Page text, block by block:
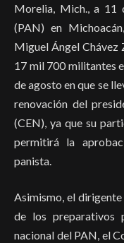
Morelia, Mich., a 11
(PAN) en
Miguel Ángel Chávez
17 mil 700 militantes
de agosto en que se
renovación del
(CEN), ya que su
permitirá la
panista.
Asimismo, el
de los preparativos
nacional del PAN, el